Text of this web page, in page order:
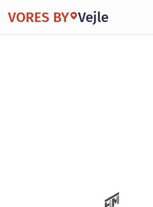
VORES BY Vejle